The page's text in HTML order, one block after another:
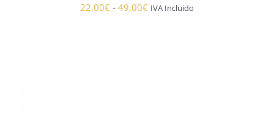
22,00€ - 49,00€ Rango
IVA Incluido